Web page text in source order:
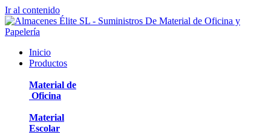
Ir al contenido
Inicio
Productos
Material de
Oficina
Material
Escolar